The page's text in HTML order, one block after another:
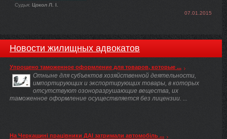
Судья: Цокол Л. І.
07.01.2015
Новости жилищных адвокатов
Упрощено таможенное оформление для товаров, которые ...
Отныне для субъектов хозяйственной деятельности,
импортирующих и экспортирующих товары, в которых
отсутствуют озоноразрушающие вещества, их
таможенное оформление осуществляется без лицензии. ...
На Черкащині працівники ДАІ затримали автомобіль ...